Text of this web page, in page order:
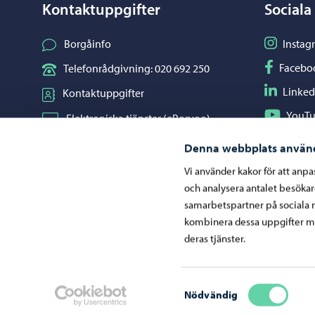
Denna webbplats
Vi använder kakor för att
och analysera antalet
samarbetspartner på sociala
kombinera dessa uppgifter
deras tjänster.
Nödvändig
Kontaktuppgifter
Borgåinfo
Telefonrådgivning: 020 692 250
Kontaktuppgifter
Elektroniska tjänster (ePorvoo)
Kartor och lägesinformation
Följ på
Följ på
Följ på
Följ på
Ge respons